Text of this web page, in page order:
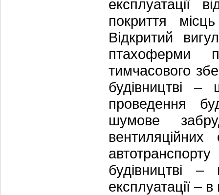
експлуатації
покриття
Відкритий
птахоферми
тимчасового
будівництві
проведення
шумове
вентиляційних
будівництві
експлуатації –